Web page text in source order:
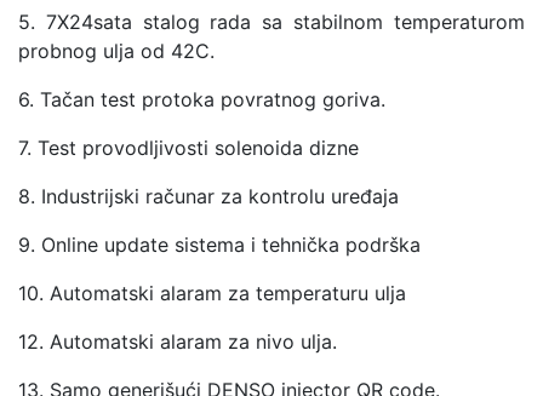
5. 7X24sata stalog rada sa stabilnom temperaturom
probnog ulja od 42C.
6. Tačan test protoka povratnog goriva.
7. Test provodljivosti solenoida dizne
8. Industrijski računar za kontrolu uređaja
9. Online update sistema i tehnička podrška
10. Automatski alaram za temperaturu ulja
12. Automatski alaram za nivo ulja.
13. Samo generišući DENSO injector QR code.